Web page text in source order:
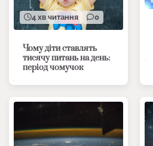
4 хв читання 0
Чому діти ставлять
тисячу питань на день:
період чомучок